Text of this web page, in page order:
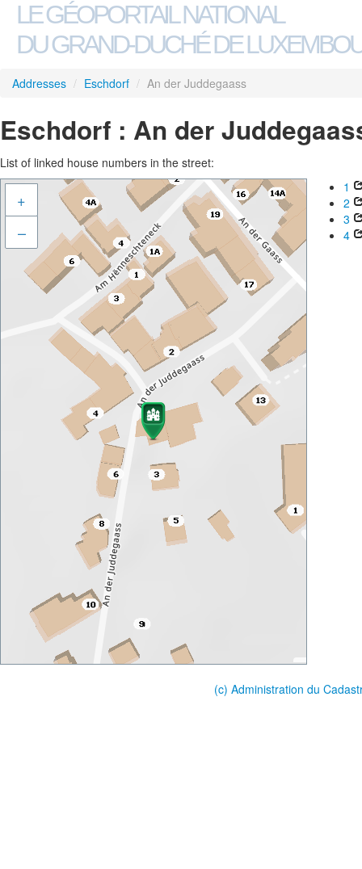
LE GÉOPORTAIL NATIONAL
DU GRAND-DUCHÉ DE
Addresses / Eschdorf / An der Juddegaass
Eschdorf : An der
List of linked house numbers in the street:
+
–
1
2
3
4
(c) Administration du